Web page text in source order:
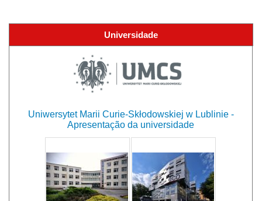
Universidade
Uniwersytet Marii Curie-Skłodowskiej w Lublinie -
Apresentação da universidade